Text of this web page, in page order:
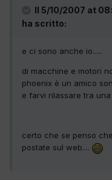
Il 5/10/2007 at
ha scritto:
e ci sono anche io.....
di macchine e motori
phoenix è un amico
e farvi rilassare tra
certo che se penso
postate sul web....